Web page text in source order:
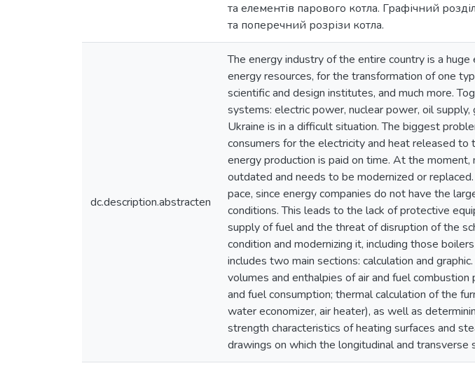
та елементів парового котла. Графічний
та поперечний розрізи котла.
dc.description.abstracten
The energy industry of the entire country is a
energy resources, for the transformation of one
scientific and design institutes, and much more.
systems: electric power, nuclear power, oil
Ukraine is in a difficult situation. The biggest
consumers for the electricity and heat released
energy production is paid on time. At the
outdated and needs to be modernized or
pace, since energy companies do not have the
conditions. This leads to the lack of protective
supply of fuel and the threat of disruption of the
condition and modernizing it, including those
includes two main sections: calculation and
volumes and enthalpies of air and fuel
and fuel consumption; thermal calculation of the
water economizer, air heater), as well as
strength characteristics of heating surfaces and
drawings on which the longitudinal and